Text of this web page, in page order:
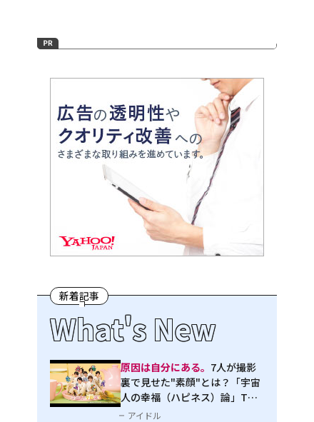
新着記事
What's New
原因は自分にある。 7人が撮影
裏で見せた"素顔"とは？「宇宙
人の幸福（ハピネス）論」THE
MAKING
アイドル